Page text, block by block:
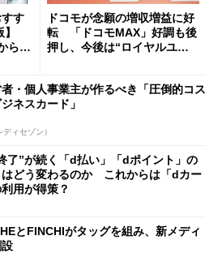
す
らお
ドコモが念願の増収増益に好
転 「ドコモMAX」好調も後
押し、今後は“ロイヤルユー
・個人事業主が作るべき「圧倒的コス
ネスカード」
ィセゾン）
了”が続く「d払い」「dポイント」の
はどう変わるのか これからは「dカー
利用が得策？
とFINCHIがタッグを組み、新メディ